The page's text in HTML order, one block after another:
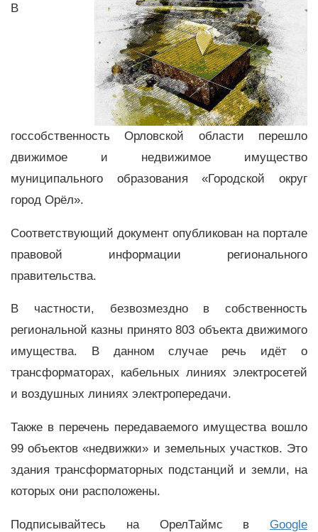
В
госсобственность Орловской области перешло
движимое и недвижимое имущество
муниципального образования «Городской округ
город Орёл».
Соответствующий документ опубликован на портале
правовой информации регионального
правительства.
В частности, безвозмездно в собственность
региональной казны принято 803 объекта движимого
имущества. В данном случае речь идёт о
трансформаторах, кабельных линиях электросетей
и воздушных линиях электропередачи.
Также в перечень передаваемого имущества вошло
99 объектов «недвижки» и земельных участков. Это
здания трансформаторных подстанций и земли, на
которых они расположены.
Подписывайтесь на ОрелТаймс в Google